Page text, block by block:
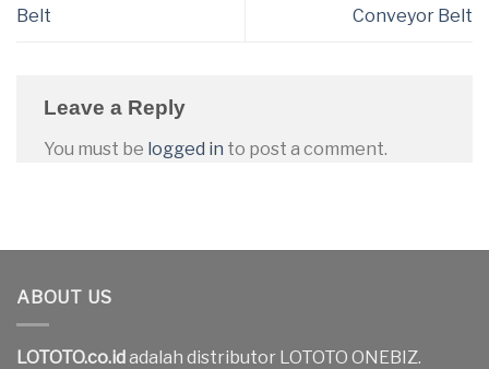
Belt
Conveyor Belt
Leave a Reply
You must be logged in to post a comment.
ABOUT US
LOTOTO.co.idadalah distributor LOTOTO ONEBIZ.